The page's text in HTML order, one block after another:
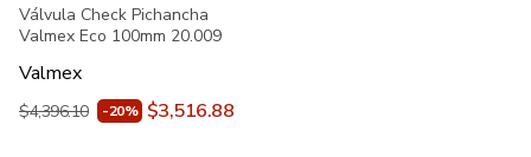
Válvula Check Pichancha
Valmex Eco 100mm 20.009
Valmex
$4,396.10 -20% $3,516.88